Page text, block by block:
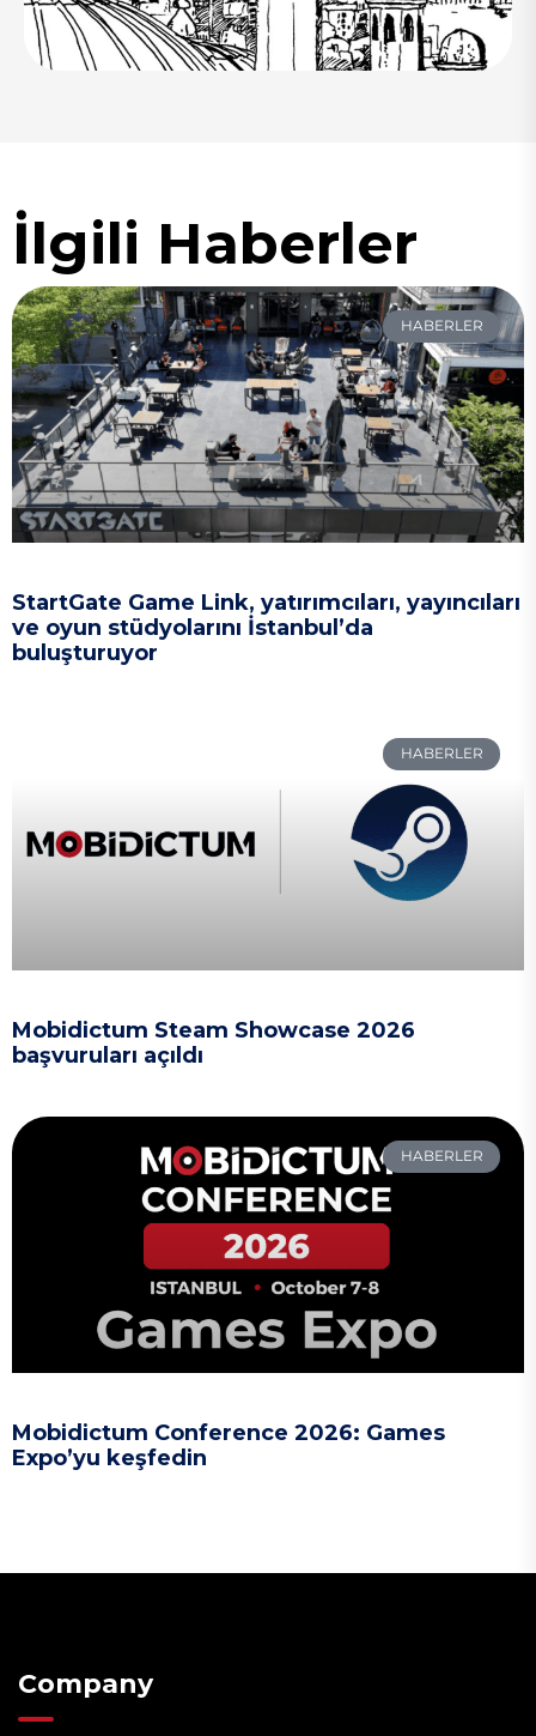
İlgili Haberler
HABERLER
StartGate Game Link, yatırımcıları, yayıncıları
ve oyun stüdyolarını İstanbul’da
buluşturuyor
HABERLER
Mobidictum Steam Showcase 2026
başvuruları açıldı
HABERLER
Mobidictum Conference 2026: Games
Expo’yu keşfedin
Company